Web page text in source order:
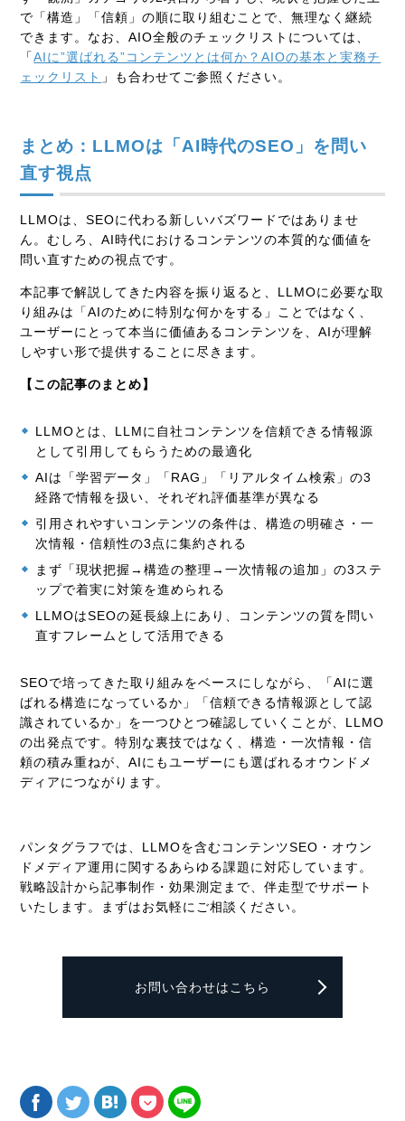
で「構造」「信頼」の順に取り組むことで、無理なく継続
できます。なお、AIO全般のチェックリストについては、
「AIに”選ばれる”コンテンツとは何か？AIOの基本と実務チ
ェックリスト 」も合わせてご参照ください。
まとめ：LLMOは「AI時代のSEO」を問い
直す視点
LLMOは、SEOに代わる新しいバズワードではありませ
ん。むしろ、AI時代におけるコンテンツの本質的な価値を
問い直すための視点です。
本記事で解説してきた内容を振り返ると、LLMOに必要な取
り組みは「AIのために特別な何かをする」ことではなく、
ユーザーにとって本当に価値あるコンテンツを、AIが理解
しやすい形で提供することに尽きます。
【この記事のまとめ】
LLMOとは、LLMに自社コンテンツを信頼できる情報源
として引用してもらうための最適化
AIは「学習データ」「RAG」「リアルタイム検索」の3
経路で情報を扱い、それぞれ評価基準が異なる
引用されやすいコンテンツの条件は、構造の明確さ・一
次情報・信頼性の3点に集約される
まず「現状把握→構造の整理→一次情報の追加」の3ステ
ップで着実に対策を進められる
LLMOはSEOの延長線上にあり、コンテンツの質を問い
直すフレームとして活用できる
SEOで培ってきた取り組みをベースにしながら、「AIに選
ばれる構造になっているか」「信頼できる情報源として認
識されているか」を一つひとつ確認していくことが、LLMO
の出発点です。特別な裏技ではなく、構造・一次情報・信
頼の積み重ねが、AIにもユーザーにも選ばれるオウンドメ
ディアにつながります。
パンタグラフでは、LLMOを含むコンテンツSEO・オウン
ドメディア運用に関するあらゆる課題に対応しています。
戦略設計から記事制作・効果測定まで、伴走型でサポート
いたします。まずはお気軽にご相談ください。
お問い合わせはこちら